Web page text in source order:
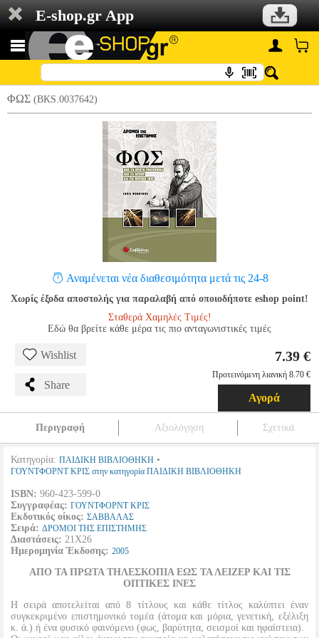
E-shop.gr App
ΦΩΣ (BKS.0037642)
Αναμένεται νέα διαθεσιμότητα μετά τις 24-8
Χωρίς έξοδα αποστολής για παραλαβή από οποιοδήποτε eshop point!
Σταθερά Χαμηλές Τιμές!
Εδώ θα βρείτε κάθε μέρα τις πιο ανταγωνιστικές τιμές
Wishlist
Share
7.39 €
Προτεινόμενη λιανική 8.70 €
Αγορά
Περιγραφή Αξιολόγηση Σχετικά
Κατηγορία: ΠΑΙΔΙΚΗ ΒΙΒΛΙΟΘΗΚΗ •
ΓΟΥΝΤΦΟΡΝΤ ΚΡΙΣ στην κατηγορία ΠΑΙΔΙΚΗ ΒΙΒΛΙΟΘΗΚΗ
ISBN: 960-423-599-0
Συγγραφέας: ΓΟΥΝΤΦΟΡΝΤ ΚΡΙΣ
Εκδοτικός οίκος: ΣΑΒΒΑΛΑΣ
Σειρά: ΔΡΟΜΟΙ ΤΗΣ ΕΠΙΣΤΗΜΗΣ
Διαστάσεις: 21Χ26
Ημερομηνία Έκδοσης: 2005
ΑΠΟ ΤΑ ΠΡΩΤΑ ΤΗΛΕΣΚΟΠΙΑ ΕΩΣ ΤΑ ΛΕΙΖΕΡ ΚΑΙ ΤΙΣ
ΟΠΤΙΚΕΣ ΙΝΕΣ
Η σειρά αποτελείται από 8 τίτλους και κάθε τίτλος καλύπτει έναν
συγκεκριμένο επιστημονικό τομέα (άτομα και μόρια, γενετική, εξέλιξη
κ. ά.) ή ένα φυσικό φαινόμενο (φως, βαρύτητα, σεισμοί και ηφαίστεια).